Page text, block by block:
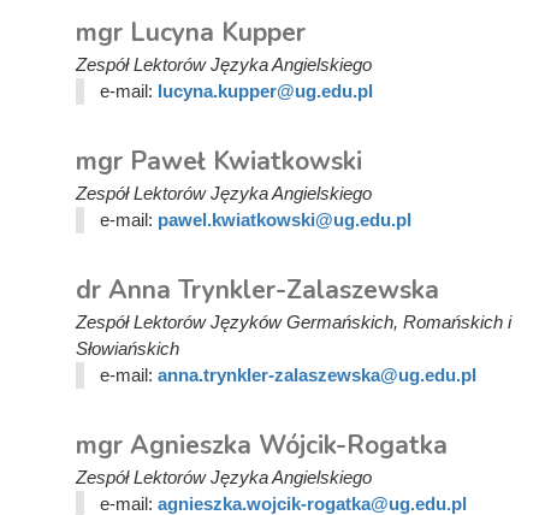
mgr Lucyna Kupper
Zespół Lektorów Języka Angielskiego
e-mail: lucyna.kupper@ug.edu.pl
mgr Paweł Kwiatkowski
Zespół Lektorów Języka Angielskiego
e-mail: pawel.kwiatkowski@ug.edu.pl
dr Anna Trynkler-Zalaszewska
Zespół Lektorów Języków Germańskich, Romańskich i
Słowiańskich
e-mail: anna.trynkler-zalaszewska@ug.edu.pl
mgr Agnieszka Wójcik-Rogatka
Zespół Lektorów Języka Angielskiego
e-mail: agnieszka.wojcik-rogatka@ug.edu.pl